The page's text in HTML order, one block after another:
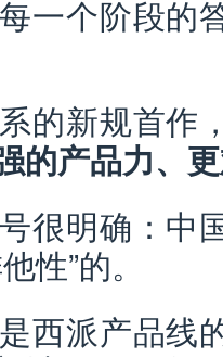
一个阶段的
的新规首作
的产品力、
很明确：中
性”的。
西派产品线